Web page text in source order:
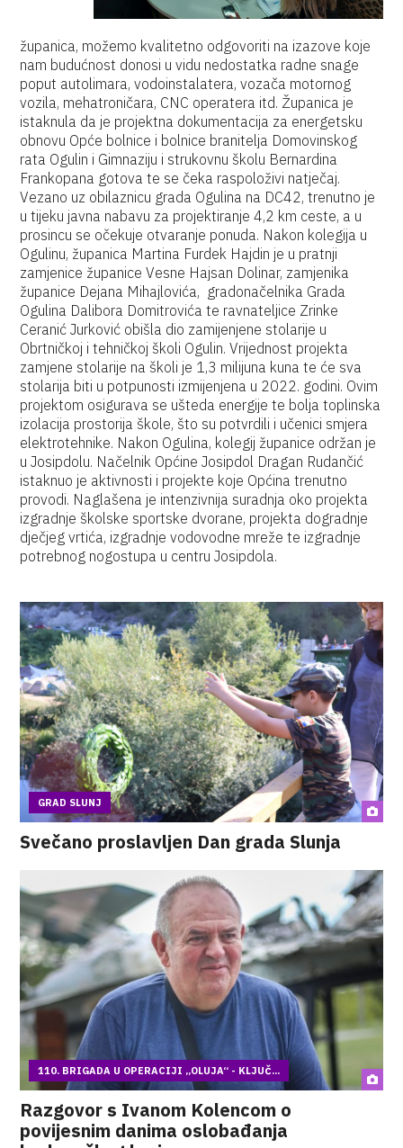
županica, možemo kvalitetno odgovoriti na izazove koje
nam budućnost donosi u vidu nedostatka radne snage
poput autolimara, vodoinstalatera, vozača motornog
vozila, mehatroničara, CNC operatera itd. Županica je
istaknula da je projektna dokumentacija za energetsku
obnovu Opće bolnice i bolnice branitelja Domovinskog
rata Ogulin i Gimnaziju i strukovnu školu Bernardina
Frankopana gotova te se čeka raspoloživi natječaj.
Vezano uz obilaznicu grada Ogulina na DC42, trenutno je
u tijeku javna nabavu za projektiranje 4,2 km ceste, a u
prosincu se očekuje otvaranje ponuda. Nakon kolegija u
Ogulinu, županica Martina Furdek Hajdin je u pratnji
zamjenice županice Vesne Hajsan Dolinar, zamjenika
županice Dejana Mihajlovića, gradonačelnika Grada
Ogulina Dalibora Domitrovića te ravnateljice Zrinke
Ceranić Jurković obišla dio zamijenjene stolarije u
Obrtničkoj i tehničkoj školi Ogulin. Vrijednost projekta
zamjene stolarije na školi je 1,3 milijuna kuna te će sva
stolarija biti u potpunosti izmijenjena u 2022. godini. Ovim
projektom osigurava se ušteda energije te bolja toplinska
izolacija prostorija škole, što su potvrdili i učenici smjera
elektrotehnike. Nakon Ogulina, kolegij županice održan je
u Josipdolu. Načelnik Općine Josipdol Dragan Rudančić
istaknuo je aktivnosti i projekte koje Općina trenutno
provodi. Naglašena je intenzivnija suradnja oko projekta
izgradnje školske sportske dvorane, projekta dogradnje
dječjeg vrtića, izgradnje vodovodne mreže te izgradnje
potrebnog nogostupa u centru Josipdola.
GRAD SLUNJ
Svečano proslavljen Dan grada Slunja
110. BRIGADA U OPERACIJI „OLUJA“ - KLJUČ...
Razgovor s Ivanom Kolencom o
povijesnim danima oslobađanja